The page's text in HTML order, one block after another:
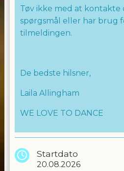
Tøv ikke med at kontakte
spørgsmål eller har brug
tilmeldingen.
De bedste hilsner,
Laila Allingham
WE LOVE TO DANCE
Startdato
20.08.2026